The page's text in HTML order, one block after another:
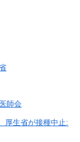
師会
厚生省が接種中止: